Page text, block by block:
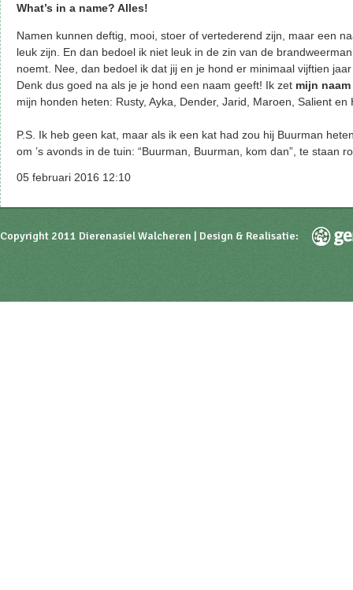
What’s in a name? Alles!
Namen kunnen deftig, mooi, stoer of vertederend zijn, maar een
leuk zijn. En dan bedoel ik niet leuk in de zin van de
noemt. Nee, dan bedoel ik dat jij en je hond er minimaal vijftien
Denk dus goed na als je je hond een naam geeft! Ik zet mijn naam
mijn honden heten: Rusty, Ayka, Dender, Jarid, Maroen, Salient en
P.S. Ik heb geen kat, maar als ik een kat had zou hij Buurman
om ’s avonds in de tuin: “Buurman, Buurman, kom dan”, te staan
05 februari 2016 12:10
Copyright 2011 Dierenasiel Walcheren | Design & Realisatie: